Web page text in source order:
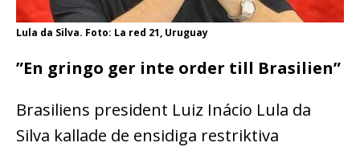
Lula da Silva. Foto: La red 21, Uruguay
”En gringo ger inte order till Brasilien”
Brasiliens president Luiz Inácio Lula da
Silva kallade de ensidiga restriktiva